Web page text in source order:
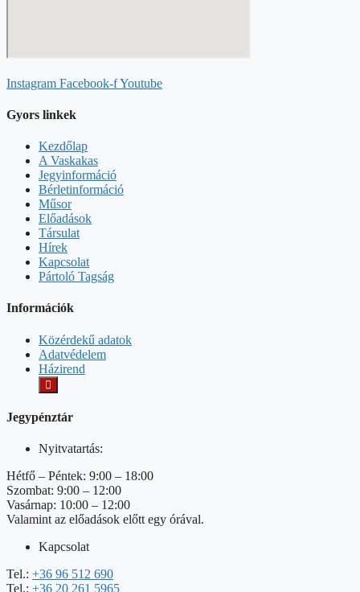
Instagram Facebook-fYoutube
Gyors linkek
Kezdőlap
A Vaskakas
Jegyinformáció
Bérletinformáció
Műsor
Előadások
Társulat
Hírek
Kapcsolat
Pártoló Tagság
Információk
Közérdekű adatok
Adatvédelem
Házirend
Jegypénztár
Nyitvatartás:
Hétfő – Péntek: 9:00 – 18:00
Szombat: 9:00 – 12:00
Vasárnap: 10:00 – 12:00
Valamint az előadások előtt egy órával.
Kapcsolat
Tel.: +36 96 512 690
Tel.: +36 20 261 5965